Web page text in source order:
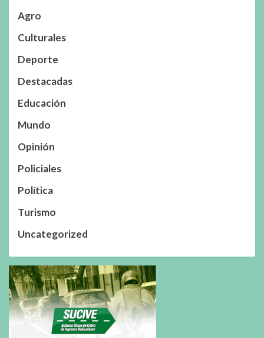
Agro
Culturales
Deporte
Destacadas
Educación
Mundo
Opinión
Policiales
Política
Turismo
Uncategorized